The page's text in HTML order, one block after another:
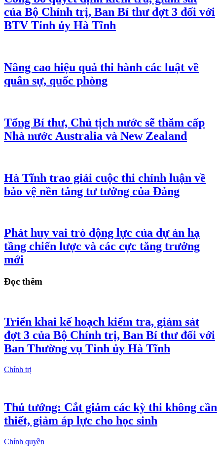
của Bộ Chính trị, Ban Bí thư đợt 3 đối với
BTV Tỉnh ủy Hà Tĩnh
Nâng cao hiệu quả thi hành các luật về
quân sự, quốc phòng
Tổng Bí thư, Chủ tịch nước sẽ thăm cấp
Nhà nước Australia và New Zealand
Hà Tĩnh trao giải cuộc thi chính luận về
bảo vệ nền tảng tư tưởng của Đảng
Phát huy vai trò động lực của dự án hạ
tầng chiến lược và các cực tăng trưởng
mới
Đọc thêm
Triển khai kế hoạch kiểm tra, giám sát
đợt 3 của Bộ Chính trị, Ban Bí thư đối với
Ban Thường vụ Tỉnh ủy Hà Tĩnh
Chính trị
Thủ tướng: Cắt giảm các kỳ thi không cần
thiết, giảm áp lực cho học sinh
Chính quyền